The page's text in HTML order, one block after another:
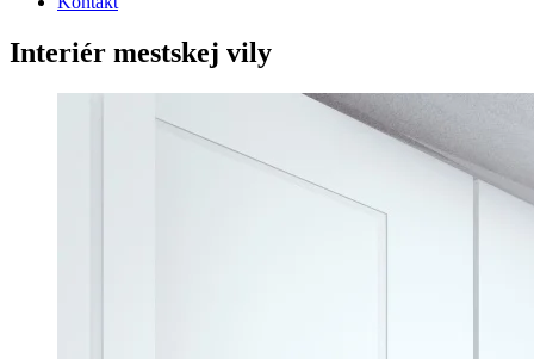
Interiér mestskej vily